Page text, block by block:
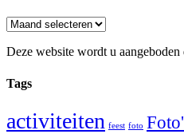
Archief
Deze website wordt u
Tags
activiteiten feest foto